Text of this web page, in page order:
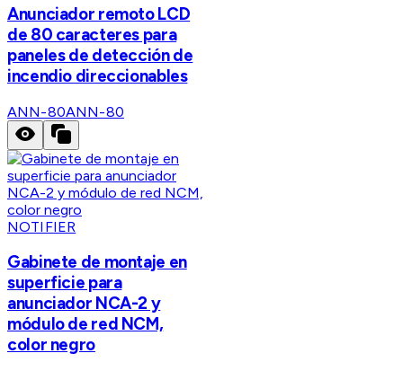
Anunciador remoto LCD
de 80 caracteres para
paneles de detección de
incendio direccionables
ANN-80ANN-80
NOTIFIER
Gabinete de montaje en
superficie para
anunciador NCA-2 y
módulo de red NCM,
color negro